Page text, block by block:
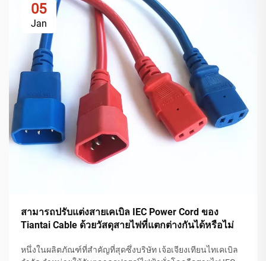
05
Jan
สามารถปรับแต่งสายเคเบิล IEC Power Cord ของ
Tiantai Cable ด้วยวัสดุสายไฟที่แตกต่างกันได้หรือไม่
หนึ่งในผลิตภัณฑ์ที่สำคัญที่สุดซึ่งบริษัท เจ้อเจียงเทียนไทเคเบิล